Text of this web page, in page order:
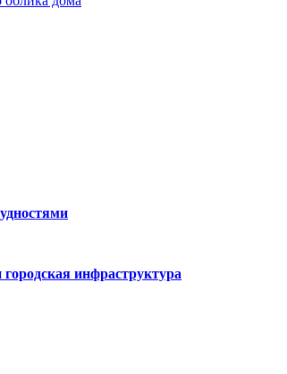
инфраструктура